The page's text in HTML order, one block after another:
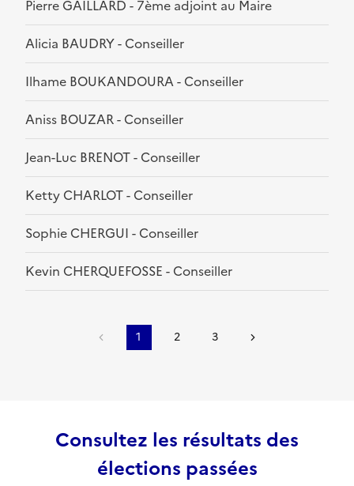
Pierre GAILLARD - 7ème adjoint au Maire
Alicia BAUDRY - Conseiller
Ilhame BOUKANDOURA - Conseiller
Aniss BOUZAR - Conseiller
Jean-Luc BRENOT - Conseiller
Ketty CHARLOT - Conseiller
Sophie CHERGUI - Conseiller
Kevin CHERQUEFOSSE - Conseiller
1 2 3
Consultez les résultats des
élections passées